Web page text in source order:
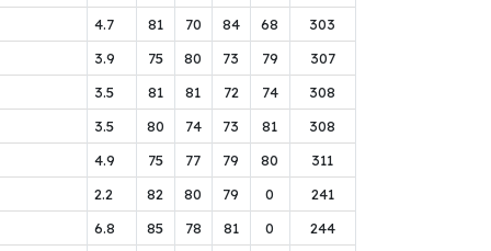
4.7 81 70 84 68
303
3.9 75 80 73 79
307
3.5 81 81 72 74
308
3.5 80 74 73 81
308
4.9 75 77 79 80
311
2.2 82 80 79 0
241
6.8 85 78 81 0
244